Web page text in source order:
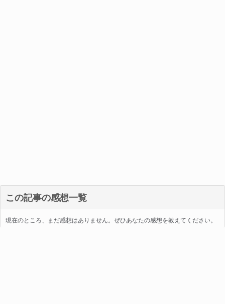
この記事の感想一覧
現在のところ、まだ感想はありません。ぜひあなたの感想を教えてください。